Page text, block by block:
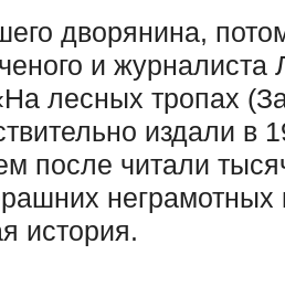
дворянина,
и журналиста
лесных тропах
издали в
после читали
история.